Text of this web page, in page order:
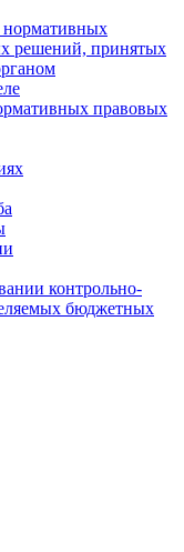
нормативных
решений, принятых
правовых
контрольно-
бюджетных